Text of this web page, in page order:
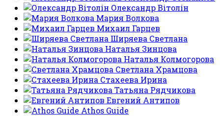
Олександр Вітолін
Мария Волкова
Михаил Гарцев
Ширяева Светлана
Наталья Зинцова
Наталья Колмогорова
Светлана Храмцова
Стахеева Ирина
Татьяна Рядчикова
Евгений Антипов
Athos Guide